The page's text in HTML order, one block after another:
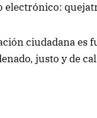
electrónico:
ciudadana es
justo y de